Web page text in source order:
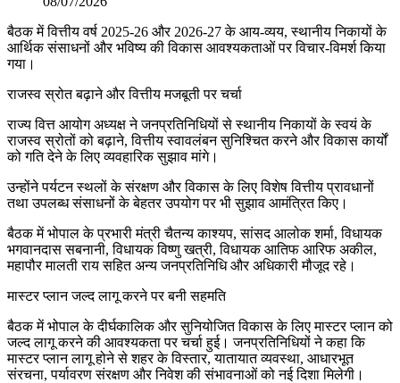
बैठक में वित्तीय वर्ष 2025-26 और 2026-27 के आय-व्यय, स्थानीय निकायों के
आर्थिक संसाधनों और भविष्य की विकास आवश्यकताओं पर विचार-विमर्श किया
गया।
राजस्व स्रोत बढ़ाने और वित्तीय मजबूती पर चर्चा
राज्य वित्त आयोग अध्यक्ष ने जनप्रतिनिधियों से स्थानीय निकायों के स्वयं के
राजस्व स्रोतों को बढ़ाने, वित्तीय स्वावलंबन सुनिश्चित करने और विकास कार्यों
को गति देने के लिए व्यवहारिक सुझाव मांगे।
उन्होंने पर्यटन स्थलों के संरक्षण और विकास के लिए विशेष वित्तीय प्रावधानों
तथा उपलब्ध संसाधनों के बेहतर उपयोग पर भी सुझाव आमंत्रित किए।
बैठक में भोपाल के प्रभारी मंत्री चैतन्य काश्यप, सांसद आलोक शर्मा, विधायक
भगवानदास सबनानी, विधायक विष्णु खत्री, विधायक आतिफ आरिफ अकील,
महापौर मालती राय सहित अन्य जनप्रतिनिधि और अधिकारी मौजूद रहे।
मास्टर प्लान जल्द लागू करने पर बनी सहमति
बैठक में भोपाल के दीर्घकालिक और सुनियोजित विकास के लिए मास्टर प्लान को
जल्द लागू करने की आवश्यकता पर चर्चा हुई। जनप्रतिनिधियों ने कहा कि
मास्टर प्लान लागू होने से शहर के विस्तार, यातायात व्यवस्था, आधारभूत
संरचना, पर्यावरण संरक्षण और निवेश की संभावनाओं को नई दिशा मिलेगी।